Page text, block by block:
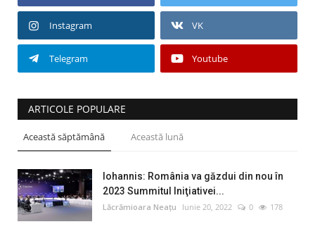
Instagram VK
Telegram Youtube
ARTICOLE POPULARE
Această săptămână Această lună
Iohannis: România va găzdui din nou în
2023 Summitul Iniţiativei...
Lăcrămioara Neațu Iunie 20, 2022 0 178